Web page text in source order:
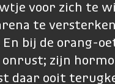
voor zich te
te
bij de orang-
onrust; zijn
daar ooit